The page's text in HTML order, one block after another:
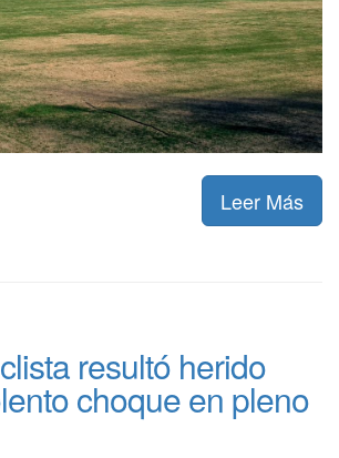
Leer Más
resultó herido
choque en pleno